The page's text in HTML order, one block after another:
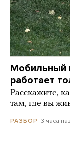
Мобильный
работает
Расскажите,
там, где вы
РАЗБОР 3 часа